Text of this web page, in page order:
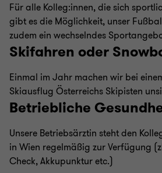
Für alle Kolleg:innen, die sich
gibt es die Möglichkeit, unser
zudem ein wechselndes
Skifahren oder
Einmal im Jahr machen wir bei
Skiausflug Österreichs Skipisten
Betriebliche
Unsere Betriebsärztin steht den
in Wien regelmäßig zur Verfügung
Check, Akkupunktur etc.)